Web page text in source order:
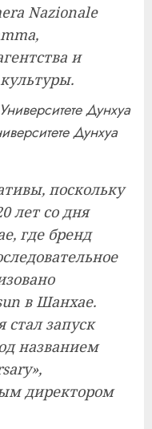
Nazionale
и
Дунхуа
поскольку
лет со дня
где бренд
в Шанхае.
запуск
названием
директором